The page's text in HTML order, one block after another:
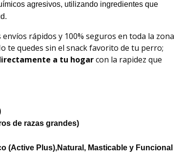
agresivos, utilizando ingredientes que
envíos rápidos y 100% seguros en toda la zona
te quedes sin el snack favorito de tu perro;
a tu hogarcon la rapidez que
de razas grandes)
(Active Plus),Natural, Masticable y Funcional